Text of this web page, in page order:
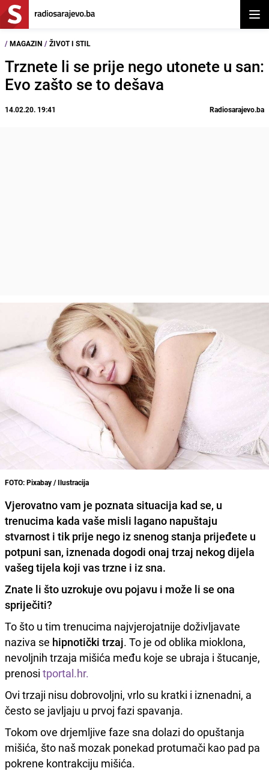
/ MAGAZIN / ŽIVOT I STIL
Trznete li se prije nego utonete u san:
Evo zašto se to dešava
14.02.20. 19:41 Radiosarajevo.ba
FOTO: Pixabay / Ilustracija
Vjerovatno vam je poznata situacija kad se, u
trenucima kada vaše misli lagano napuštaju
stvarnost i tik prije nego iz snenog stanja prijeđete u
potpuni san, iznenada dogodi onaj trzaj nekog dijela
vašeg tijela koji vas trzne i iz sna.
Znate li što uzrokuje ovu pojavu i može li se ona
spriječiti?
To što u tim trenucima najvjerojatnije doživljavate
naziva se hipnotički trzaj. To je od oblika mioklona,
nevoljnih trzaja mišića među koje se ubraja i štucanje,
prenosi tportal.hr.
Ovi trzaji nisu dobrovoljni, vrlo su kratki i iznenadni, a
često se javljaju u prvoj fazi spavanja.
Tokom ove drjemljive faze sna dolazi do opuštanja
mišića, što naš mozak ponekad protumači kao pad pa
pokrene kontrakciju mišića.